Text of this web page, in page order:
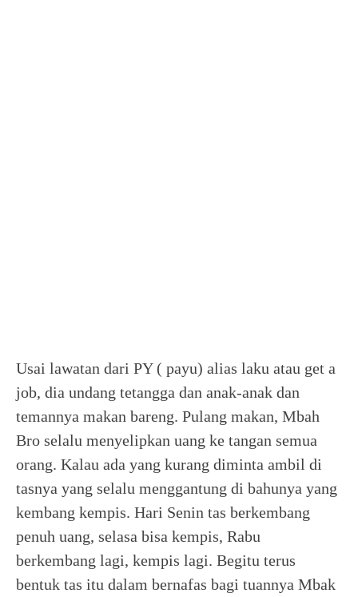
Usai lawatan dari PY ( payu) alias laku atau get a
job, dia undang tetangga dan anak-anak dan
temannya makan bareng. Pulang makan, Mbah
Bro selalu menyelipkan uang ke tangan semua
orang. Kalau ada yang kurang diminta ambil di
tasnya yang selalu menggantung di bahunya yang
kembang kempis. Hari Senin tas berkembang
penuh uang, selasa bisa kempis, Rabu
berkembang lagi, kempis lagi. Begitu terus
bentuk tas itu dalam bernafas bagi tuannya Mbak